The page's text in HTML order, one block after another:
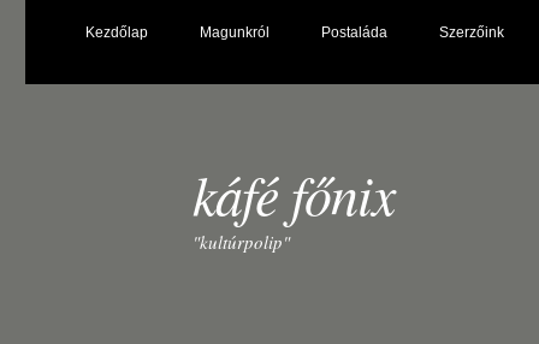
Kezdőlap Magunkról Postaláda Szerzőink
káfé főnix
"kultúrpolip"